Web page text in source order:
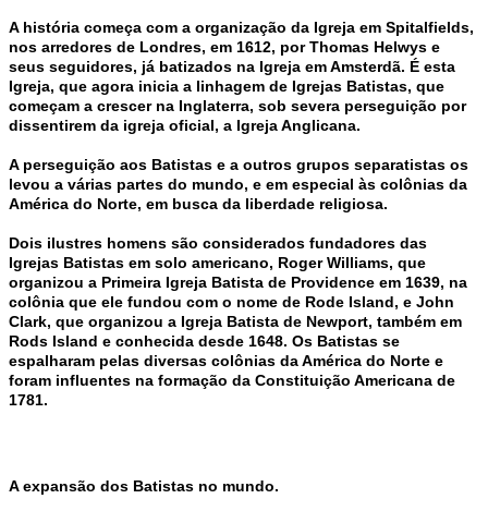
A história começa com a organização da Igreja em Spitalfields,
nos arredores de Londres, em 1612, por Thomas Helwys e
seus seguidores, já batizados na Igreja em Amsterdã. É esta
Igreja, que agora inicia a linhagem de Igrejas Batistas, que
começam a crescer na Inglaterra, sob severa perseguição por
dissentirem da igreja oficial, a Igreja Anglicana.
A perseguição aos Batistas e a outros grupos separatistas os
levou a várias partes do mundo, e em especial às colônias da
América do Norte, em busca da liberdade religiosa.
Dois ilustres homens são considerados fundadores das
Igrejas Batistas em solo americano, Roger Williams, que
organizou a Primeira Igreja Batista de Providence em 1639, na
colônia que ele fundou com o nome de Rode Island, e John
Clark, que organizou a Igreja Batista de Newport, também em
Rods Island e conhecida desde 1648. Os Batistas se
espalharam pelas diversas colônias da América do Norte e
foram influentes na formação da Constituição Americana de
1781.
A expansão dos Batistas no mundo.